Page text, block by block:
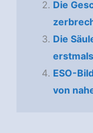
Die
Die
ESO-
von